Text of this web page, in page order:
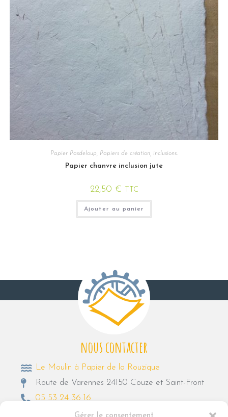
Papier Pasdeloup Papiers de création, inclusions.
Papier chanvre inclusion jute
22,50 € TTC
Ajouter au panier
nous contacter
Le Moulin à Papier de la Rouzique
Route de Varennes 24150 Couze et Saint-Front
05 53 24 36 16
moulindelarouzique@gmail.com